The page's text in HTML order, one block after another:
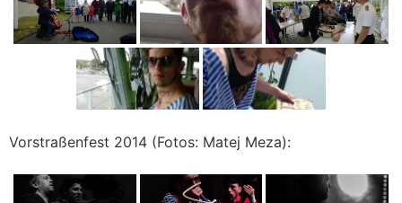
Vorstraßenfest 2014 (Fotos: Matej Meza):